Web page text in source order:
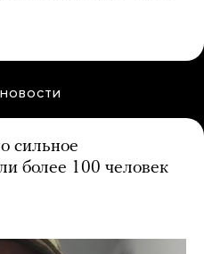
сильное
более 100 человек